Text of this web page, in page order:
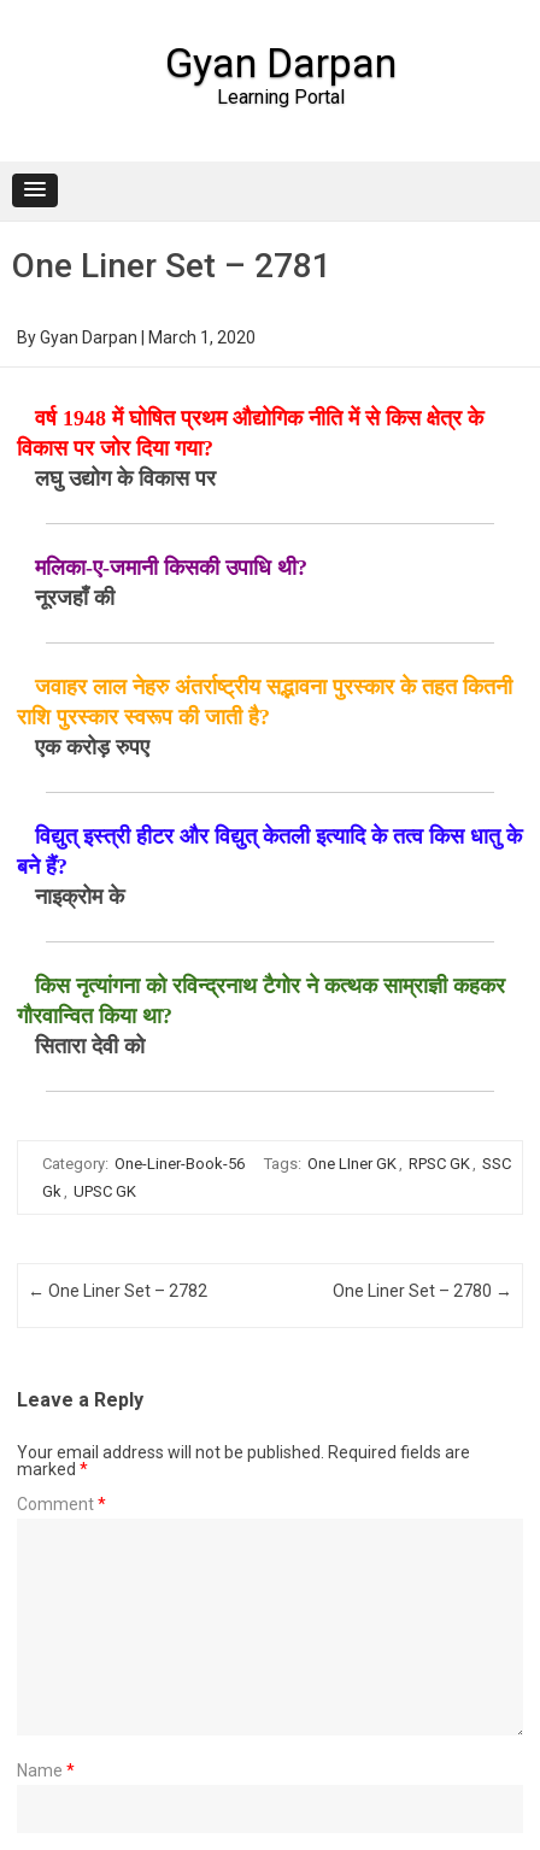
Gyan Darpan
Learning Portal
One Liner Set – 2781
ByGyan Darpan March 1, 2020
वर्ष 1948 में घोषित प्रथम औद्योगिक नीति में से किस क्षेत्र के
विकास पर जोर दिया गया?
लघु उद्योग के विकास पर
मलिका-ए-जमानी किसकी उपाधि थी?
नूरजहाँ की
जवाहर लाल नेहरु अंतर्राष्ट्रीय सद्भावना पुरस्कार के तहत कितनी
राशि पुरस्कार स्वरूप की जाती है?
एक करोड़ रुपए
विद्युत् इस्त्री हीटर और विद्युत् केतली इत्यादि के तत्व किस धातु के
बने हैं?
नाइक्रोम के
किस नृत्यांगना को रविन्द्रनाथ टैगोर ने कत्थक साम्राज्ञी कहकर
गौरवान्वित किया था?
सितारा देवी को
Category: One-Liner-Book-56 Tags: One LIner GK, RPSC GK, SSC
Gk, UPSC GK
Post navigation
← One Liner Set – 2782 One Liner Set – 2780 →
Leave a Reply
Your email address will not be published.
Required fields are
marked *
Comment*
Name *